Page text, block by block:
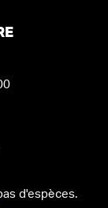
d'espèces.